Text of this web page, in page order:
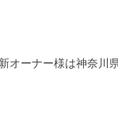
オーナー様は神奈川